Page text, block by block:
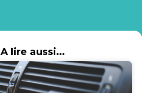
A lire aussi...